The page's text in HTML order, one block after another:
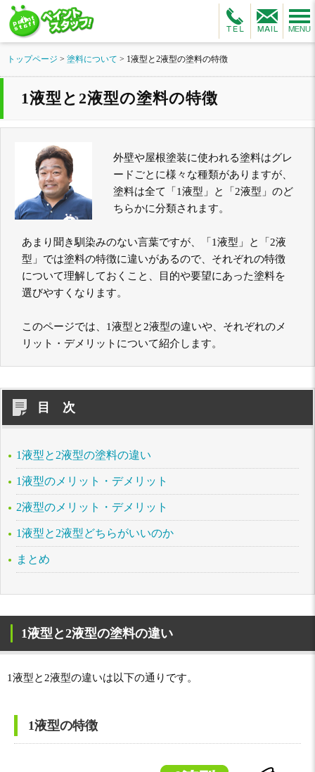
トップページ > 塗料について > 1液型と2液型の塗料の特徴
1液型と2液型の塗料の特徴
外壁や屋根塗装に使われる塗料はグレ
ードごとに様々な種類がありますが、
塗料は全て「1液型」と「2液型」のど
ちらかに分類されます。
あまり聞き馴染みのない言葉ですが、「1液型」と「2液
型」では塗料の特徴に違いがあるので、それぞれの特徴
について理解しておくこと、目的や要望にあった塗料を
選びやすくなります。
このページでは、1液型と2液型の違いや、それぞれのメ
リット・デメリットについて紹介します。
目 次
1液型と2液型の塗料の違い
1液型のメリット・デメリット
2液型のメリット・デメリット
1液型と2液型どちらがいいのか
まとめ
1液型と2液型の塗料の違い
1液型と2液型の違いは以下の通りです。
1液型の特徴